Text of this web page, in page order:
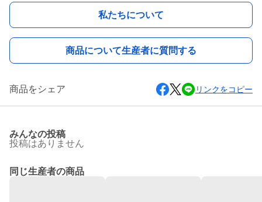
私たちについて
商品について生産者に質問する
商品をシェア リンクをコピー
みんなの投稿
投稿はありません
同じ生産者の商品